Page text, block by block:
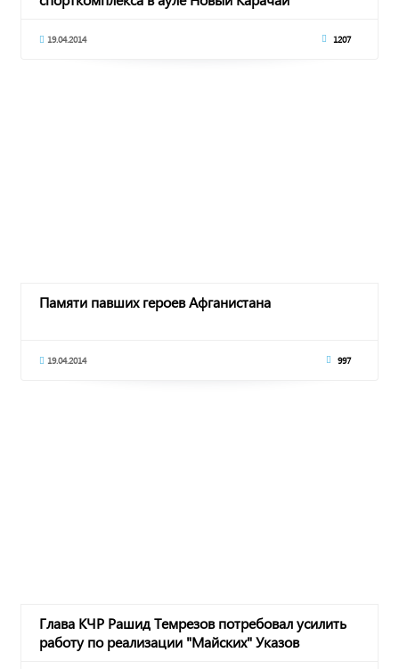
19.04.2014 1207
Памяти павших героев Афганистана
19.04.2014 997
Глава КЧР Рашид Темрезов потребовал усилить
работу по реализации "Майских" Указов